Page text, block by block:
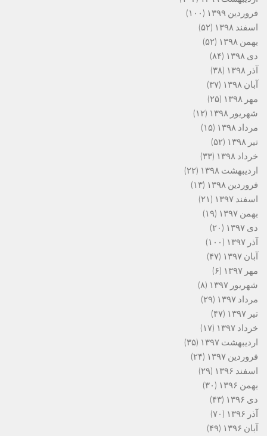
فروردین ۱۳۹۹
(۱۰۰)
اسفند ۱۳۹۸
(۵۲)
بهمن ۱۳۹۸
(۵۲)
دی ۱۳۹۸
(۸۴)
آذر ۱۳۹۸
(۳۸)
آبان ۱۳۹۸
(۳۷)
مهر ۱۳۹۸
(۲۵)
شهریور ۱۳۹۸
(۱۲)
مرداد ۱۳۹۸
(۱۵)
تیر ۱۳۹۸
(۵۲)
خرداد ۱۳۹۸
(۳۳)
اردیبهشت ۱۳۹۸
(۲۲)
فروردین ۱۳۹۸
(۱۳)
اسفند ۱۳۹۷
(۲۱)
بهمن ۱۳۹۷
(۱۹)
دی ۱۳۹۷
(۲۰)
آذر ۱۳۹۷
(۱۰۰)
آبان ۱۳۹۷
(۴۷)
مهر ۱۳۹۷
(۶)
شهریور ۱۳۹۷
(۸)
مرداد ۱۳۹۷
(۲۹)
تیر ۱۳۹۷
(۴۷)
خرداد ۱۳۹۷
(۱۷)
اردیبهشت ۱۳۹۷
(۳۵)
فروردین ۱۳۹۷
(۲۴)
اسفند ۱۳۹۶
(۲۹)
بهمن ۱۳۹۶
(۳۰)
دی ۱۳۹۶
(۴۳)
آذر ۱۳۹۶
(۷۰)
آبان ۱۳۹۶
(۴۹)